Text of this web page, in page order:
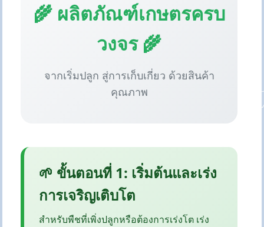
🌾 ผลิตภัณฑ์เกษตรครบ
วงจร 🌾
จากเริ่มปลูก สู่การเก็บเกี่ยว ด้วยสินค้า
คุณภาพ
🌱 ขั้นตอนที่ 1: เริ่มต้นและเร่ง
การเจริญเติบโต
สำหรับพืชที่เพิ่งปลูกหรือต้องการเร่งโต เร่ง